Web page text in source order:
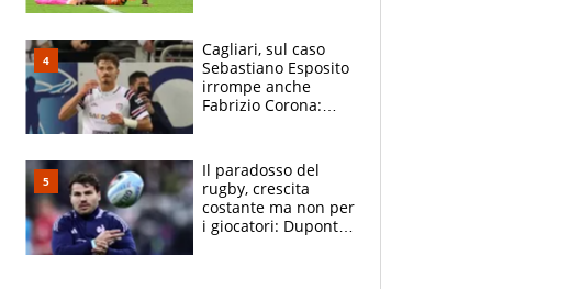
Cagliari, sul caso
Sebastiano Esposito
irrompe anche
Fabrizio Corona:
prove”
Il paradosso del
rugby, crescita
costante ma non per
i giocatori: Dupont